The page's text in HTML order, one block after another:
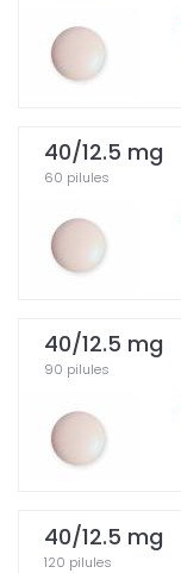
40/12.5 mg
60 pilules
40/12.5 mg
90 pilules
40/12.5 mg
120 pilules